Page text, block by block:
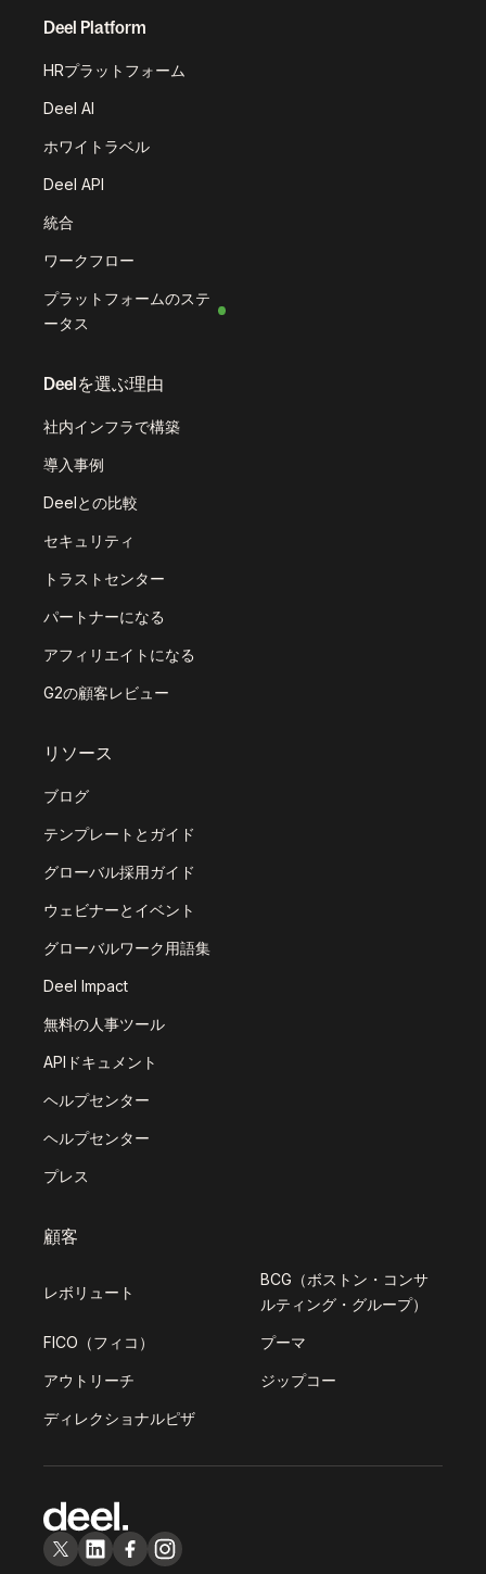
Deel Platform
HRプラットフォーム
Deel AI
ホワイトラベル
Deel API
統合
ワークフロー
プラットフォームのステ
ータス
Deelを選ぶ理由
社内インフラで構築
導入事例
Deelとの比較
セキュリティ
トラストセンター
パートナーになる
アフィリエイトになる
G2の顧客レビュー
リソース
ブログ
テンプレートとガイド
グローバル採用ガイド
ウェビナーとイベント
グローバルワーク用語集
Deel Impact
無料の人事ツール
APIドキュメント
ヘルプセンター
ヘルプセンター
プレス
顧客
レボリュート
BCG（ボストン・コンサ
ルティング・グループ）
FICO（フィコ） プーマ
アウトリーチ ジップコー
ディレクショナルピザ